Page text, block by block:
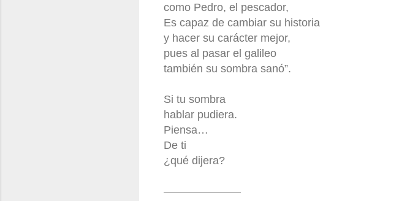
como Pedro, el pescador,
Es capaz de cambiar su historia
y hacer su carácter mejor,
pues al pasar el galileo
también su sombra sanó”.
Si tu sombra
hablar pudiera.
Piensa…
De ti
¿qué dijera?
———————